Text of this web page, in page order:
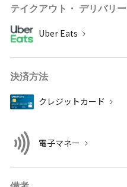
テイクアウト・ デリバリー
Uber Eats
決済方法
クレジットカード
電子マネー